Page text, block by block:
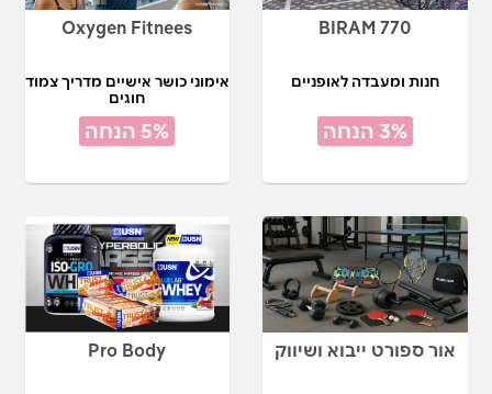
BIRAM 770
חנות ומעבדה לאופניים
3% הנחה
Oxygen Fitnees
אימוני כושר אישיים מדריך צמוד
חוגים
5% הנחה
אור ספורט ייבוא ושיווק Pro Body